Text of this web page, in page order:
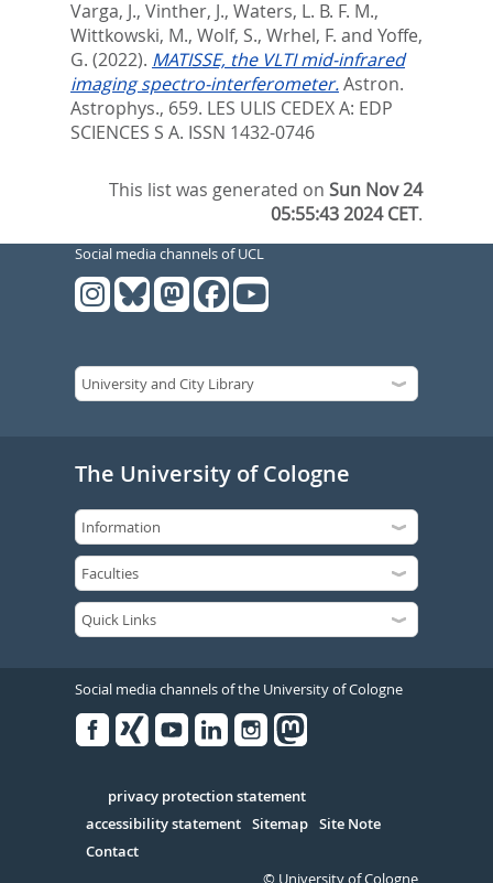
Varga, J., Vinther, J., Waters, L. B. F. M.,
Wittkowski, M., Wolf, S., Wrhel, F. and Yoffe,
G. (2022). MATISSE, the VLTI mid-infrared
imaging spectro-interferometer.Astron.
Astrophys., 659. LES ULIS CEDEX A: EDP
SCIENCES S A. ISSN 1432-0746
This list was generated onSun Nov 24
05:55:43 2024 CET.
Social media channels of UCL
The University of Cologne
Social media channels of the University of Cologne
Serivce
privacy protection statement
accessibility statement Sitemap Site Note
Contact
© University of Cologne